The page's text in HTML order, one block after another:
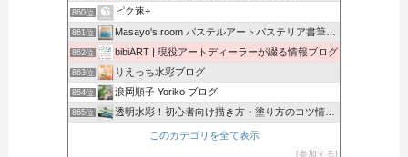
860位 ピク速+
861位 Masayo's room パステルアートパステリア書筆文字
862位 bibiART | 現役アートディーラーが綴る情報ブログ
863位 りえっち水彩ブログ
864位 浪岡順子 Yoriko ブログ
865位 透明水彩！初心者向け描き方・塗り方のコツ情報サイト
アートは心のごちそう
このカテゴリを全て表示
参加する